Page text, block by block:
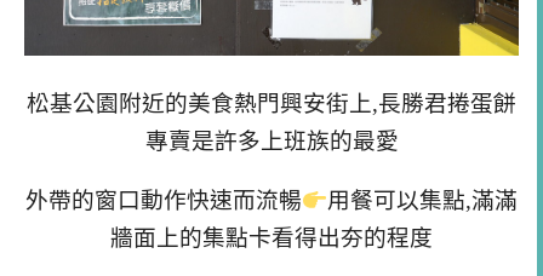
松基公園附近的美食熱門興安街上,長勝君捲蛋餅
專賣是許多上班族的最愛
外帶的窗口動作快速而流暢
用餐可以集點,滿滿
牆面上的集點卡看得出夯的程度